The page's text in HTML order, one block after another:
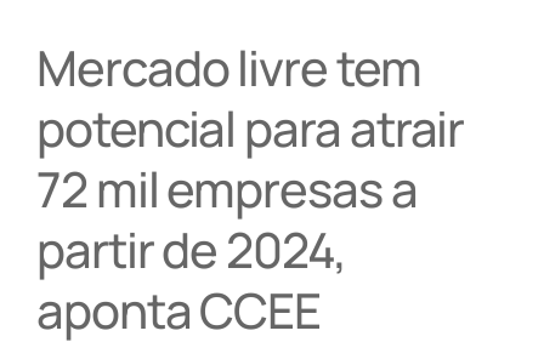
Mercado livre tem
potencial para atrair
72 mil empresas a
partir de 2024,
aponta CCEE